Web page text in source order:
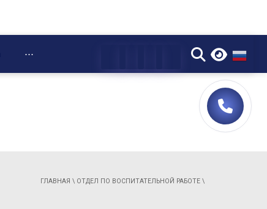
⋯ ▼
ГЛАВНАЯ \ ОТДЕЛ ПО ВОСПИТАТЕЛЬНОЙ РАБОТЕ \